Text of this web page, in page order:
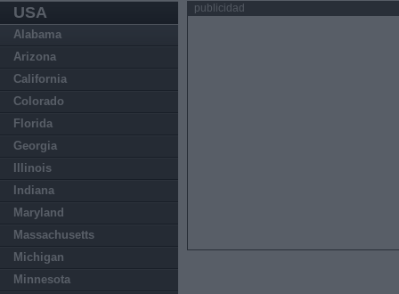
USA
Alabama
Arizona
California
Colorado
Florida
Georgia
Illinois
Indiana
Maryland
Massachusetts
Michigan
Minnesota
publicidad